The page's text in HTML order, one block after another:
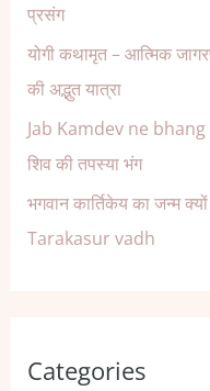
प्रसंग
योगी कथामृत – आत्मिक
की अद्भुत यात्रा
Jab Kamdev ne bhang
शिव की तपस्या भंग
भगवान कार्तिकेय का जन्म
Tarakasur vadh
Categories